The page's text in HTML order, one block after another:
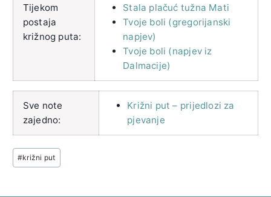
Tijekom
postaja
križnog puta:
Stala plačuć tužna Mati
Tvoje boli (gregorijanski
napjev)
Tvoje boli (napjev iz
Dalmacije)
Sve note
zajedno:
Križni put – prijedlozi za
pjevanje
Post
Tags:
#križni put